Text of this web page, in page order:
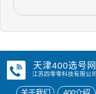
天津400选号网
江苏四零零科技有限公司